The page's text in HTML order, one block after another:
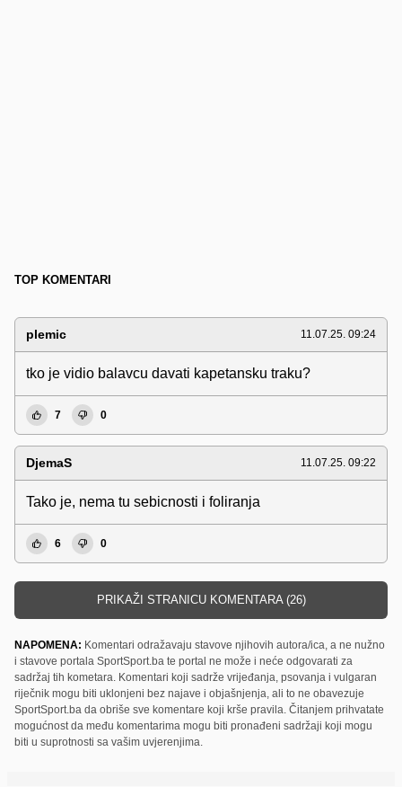
TOP KOMENTARI
plemic 11.07.25. 09:24
tko je vidio balavcu davati kapetansku traku?
7 0
DjemaS 11.07.25. 09:22
Tako je, nema tu sebicnosti i foliranja
6 0
PRIKAŽI STRANICU KOMENTARA (26)
NAPOMENA: Komentari odražavaju stavove njihovih autora/ica, a ne nužno
i stavove portala SportSport.ba te portal ne može i neće odgovarati za
sadržaj tih kometara. Komentari koji sadrže vrijeđanja, psovanja i vulgaran
riječnik mogu biti uklonjeni bez najave i objašnjenja, ali to ne obavezuje
SportSport.ba da obriše sve komentare koji krše pravila. Čitanjem prihvatate
mogućnost da među komentarima mogu biti pronađeni sadržaji koji mogu
biti u suprotnosti sa vašim uvjerenjima.